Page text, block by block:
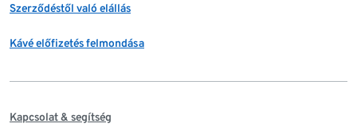
Szerződéstől való elállás
Kávé előfizetés felmondása
Kapcsolat & segítség